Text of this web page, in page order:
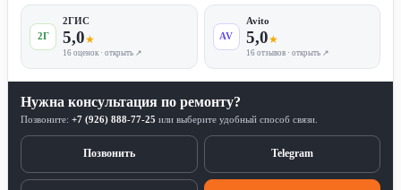
2Г
2ГИС
5,0★
16 оценок · открыть ↗
AV
Avito
5,0★
16 отзывов · открыть ↗
Нужна консультация по ремонту?
Позвоните: +7 (926) 888-77-25 или выберите удобный способ связи.
Позвонить Telegram